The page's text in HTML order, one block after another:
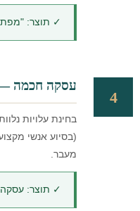
✓ תוצר: "מפת החלטה" +
4
עסקה חכמה —
בחינת עלויות
(בסיוע אנשי
מעבר.
✓ תוצר: